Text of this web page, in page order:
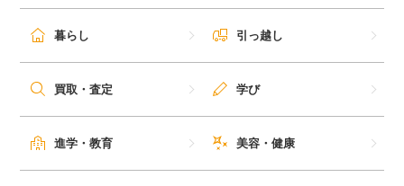
暮らし 引っ越し
買取・査定 学び
進学・教育 美容・健康